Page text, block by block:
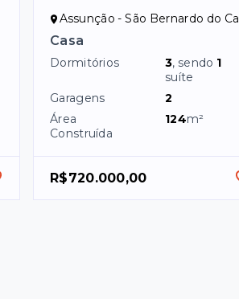
Assunção - São Bernardo do Campo/SP
Casa
Dormitórios 3, sendo 1
suíte
Garagens
2
Área
Construída
124m²
R$720.000,00